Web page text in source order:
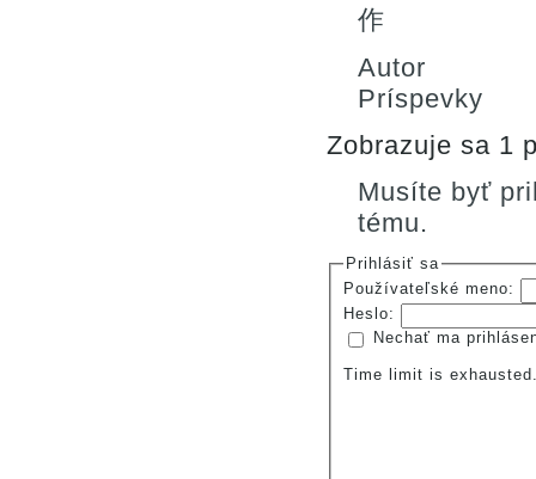
作
Autor
Príspevky
Zobrazuje sa 1
Musíte byť
tému.
Prihlásiť sa
Používateľské meno:
Heslo:
Nechať ma
Time limit is